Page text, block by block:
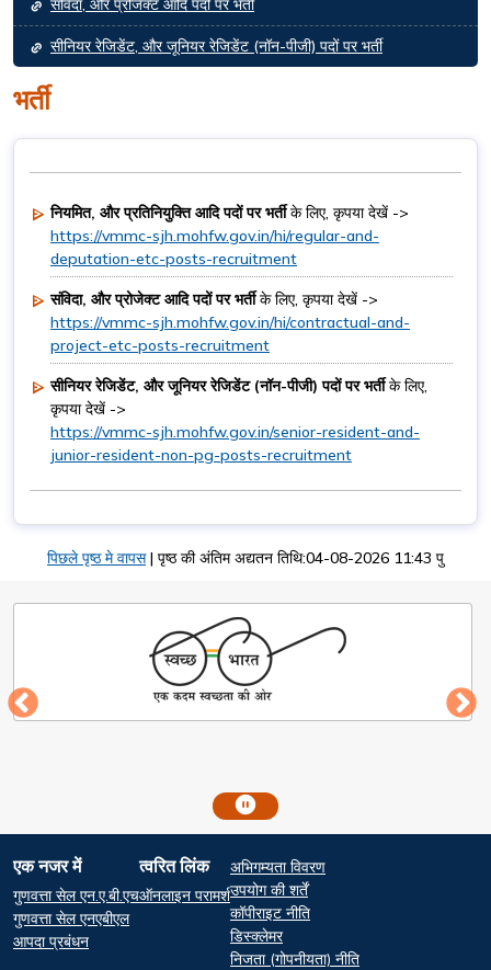
संविदा, और प्रोजेक्ट आदि पदों पर भर्ती
सीनियर रेजिडेंट, और जूनियर रेजिडेंट (नॉन-पीजी) पदों पर भर्ती
भर्ती
नियमित, और प्रतिनियुक्ति आदि पदों पर भर्तीके लिए, कृपया देखें ->
https://vmmc-sjh.mohfw.gov.in/hi/regular-and-
deputation-etc-posts-recruitment
संविदा, और प्रोजेक्ट आदि पदों पर भर्तीके लिए, कृपया देखें ->
https://vmmc-sjh.mohfw.gov.in/hi/contractual-and-
project-etc-posts-recruitment
सीनियर रेजिडेंट, और जूनियर रेजिडेंट (नॉन-पीजी) पदों पर भर्तीके लिए,
कृपया देखें ->
https://vmmc-sjh.mohfw.gov.in/senior-resident-and-
junior-resident-non-pg-posts-recruitment
पिछले पृष्ठ मे वापस | पृष्ठ की अंतिम अद्यतन तिथि:04-08-2026 11:43 पु
एक नजर में
At a glance
गुणवत्ता सेल एन.ए.बी.एच
गुणवत्ता सेल एनएबीएल
आपदा प्रबंधन
त्वरित लिंक
Quick Links
ऑनलाइन परामर्श
Footer
अभिगम्यता विवरण
उपयोग की शर्तें
कॉपीराइट नीति
डिस्क्लेमर
निजता (गोपनीयता) नीति